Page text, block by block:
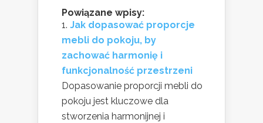
Powiązane wpisy:
Jak dopasować proporcje
mebli do pokoju, by
zachować harmonię i
funkcjonalność przestrzeni
Dopasowanie proporcji mebli do
pokoju jest kluczowe dla
stworzenia harmonijnej i